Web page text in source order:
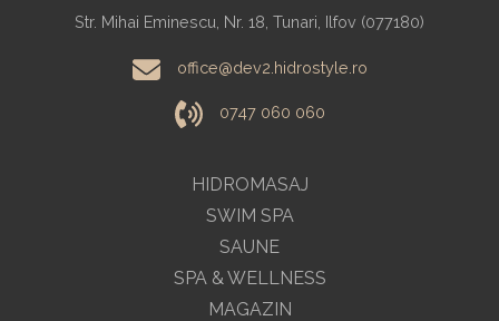
HIDROMASAJ
SWIM SPA
SAUNE
SPA & WELLNESS
MAGAZIN
Str. Mihai Eminescu, Nr. 18, Tunari, Ilfov (077180)
office@dev2.hidrostyle.ro
0747 060 060